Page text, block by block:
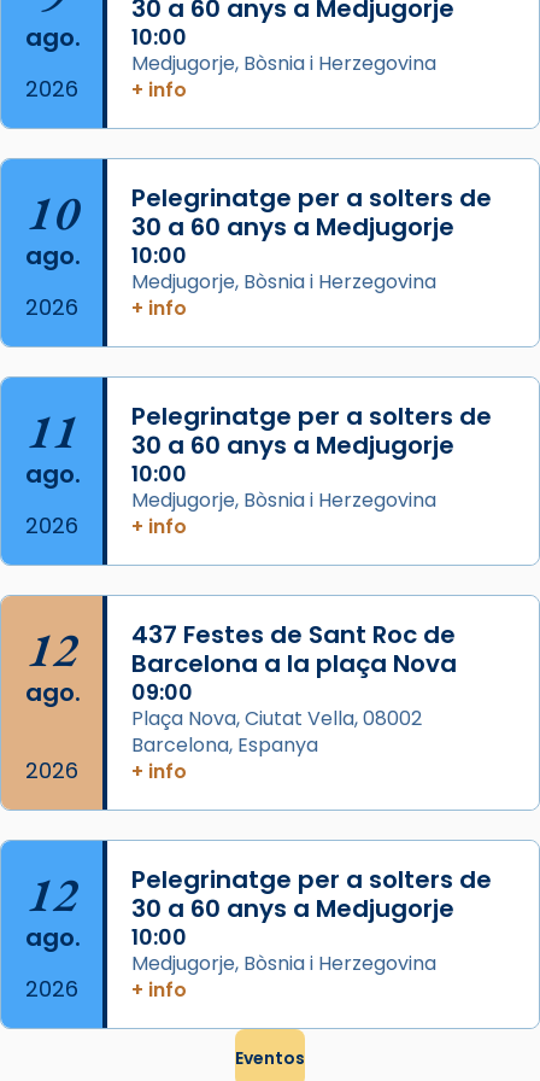
...Ver más
Foto
View on Facebook · Share
Jaume, fill de Zebedeu, és juntament amb el
seu germà Joan i Pere un dels que
acompanyava més de prop Jesús.
Segons el llibre dels Fets (12,2) fou el primer
apòstol màrtir, decapitat a Jerusalem per
Herodes Agripa (vers l'any 44).
Patró de Galícia, després de les invasions
musulmanes fou venerat com a patró dels
Regnes castellans i més tard de tota
Espanya.
View on Facebook · Share
ago.
2026
30 a 60 anys a Medjugorje
10:00
Medjugorje, Bòsnia i Herzegovina
+ info
10
ago.
2026
Pelegrinatge per a solters de
30 a 60 anys a Medjugorje
10:00
Medjugorje, Bòsnia i Herzegovina
+ info
11
ago.
2026
Pelegrinatge per a solters de
30 a 60 anys a Medjugorje
10:00
Medjugorje, Bòsnia i Herzegovina
+ info
12
ago.
2026
437 Festes de Sant Roc de
Barcelona a la plaça Nova
09:00
Plaça Nova, Ciutat Vella, 08002
Barcelona, Espanya
+ info
12
ago.
2026
Pelegrinatge per a solters de
30 a 60 anys a Medjugorje
10:00
Medjugorje, Bòsnia i Herzegovina
+ info
Eventos